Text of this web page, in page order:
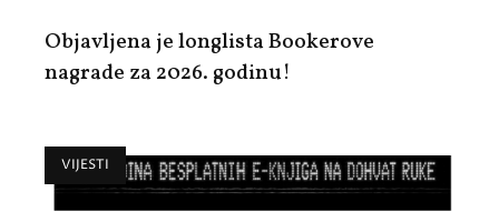
Objavljena jelonglistaBookerove
nagrade za 2026. godinu!
VIJESTI